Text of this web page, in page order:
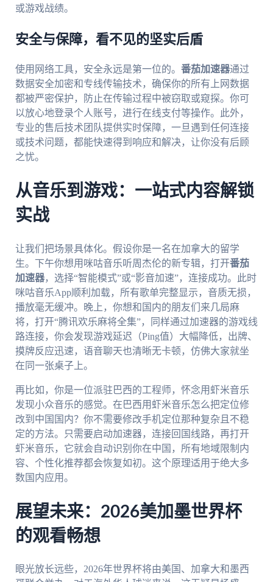
或游戏战绩。
安全与保障，看不见的坚实后盾
使用网络工具，安全永远是第一位的。 番茄加速器通过
数据安全加密和专线传输技术，确保你的所有上网数据
都被严密保护，防止在传输过程中被窃取或窥探。你可
以放心地登录个人账号，进行在线支付等操作。此外，
专业的售后技术团队提供实时保障，一旦遇到任何连接
或技术问题，都能快速得到响应和解决，让你没有后顾
之忧。
从音乐到游戏：一站式内容解锁
实战
让我们把场景具体化。假设你是一名在加拿大的留学
生。下午你想用咪咕音乐听周杰伦的新专辑，打开番茄
加速器，选择“智能模式”或“影音加速”，连接成功。此时
咪咕音乐App顺利加载，所有歌单完整显示，音质无损，
播放毫无缓冲。晚上，你想和国内的朋友们来几局麻
将，打开“腾讯欢乐麻将全集”，同样通过加速器的游戏线
路连接，你会发现游戏延迟（Ping值）大幅降低，出牌、
摸牌反应迅速，语音聊天也清晰无卡顿，仿佛大家就坐
在同一张桌子上。
再比如，你是一位派驻巴西的工程师，怀念用虾米音乐
发现小众音乐的感觉。在巴西用虾米音乐怎么把定位修
改到中国国内？你不需要修改手机定位那种复杂且不稳
定的方法。只需要启动加速器，连接回国线路，再打开
虾米音乐，它就会自动识别你在中国，所有地域限制内
容、个性化推荐都会恢复如初。这个原理适用于绝大多
数国内应用。
展望未来：2026美加墨世界杯
的观看畅想
眼光放长远些，2026年世界杯将由美国、加拿大和墨西